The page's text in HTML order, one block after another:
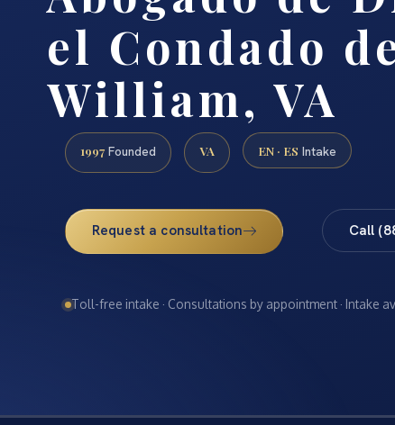
el Condado
William, VA
1997 Founded VA EN · ES Intake
Request a consultation Call
Toll-free intake · Consultations by appointment · Intake